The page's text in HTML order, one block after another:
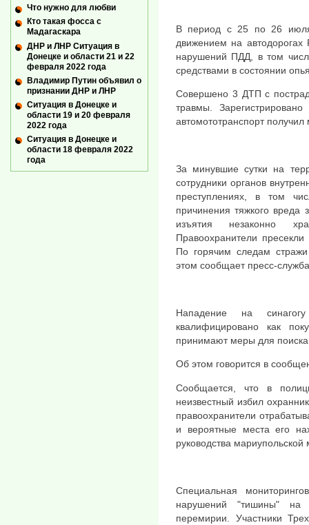
В период с 25 по 26
движением на автодорогах
нарушений ПДД, в том
средствами в состоянии
Совершено 3 ДТП с
травмы.
автомототранспорт
За минувшие сутки на
сотрудники органов
преступлениях, в том
причинения тяжкого
изъятия незаконно
Правоохранители
По горячим следам
этом сообщает пресс-
Нападение на
квалифицировано как
принимают меры для
Об этом говорится в
Сообщается, что в
неизвестный избил
правоохранители
и вероятные места его
руководства
Специальная
нарушений "тишины" на
перемирии. Участники
Что нужно для любви
Кто такая фосса с
Мадагаскара
ДНР и ЛНР Ситуация в
Донецке и области 21 и 22
февраля 2022 года
Владимир Путин объявил о
признании ДНР и ЛНР
Ситуация в Донецке и
области 19 и 20 февраля
2022 года
Ситуация в Донецке и
области 18 февраля 2022
года